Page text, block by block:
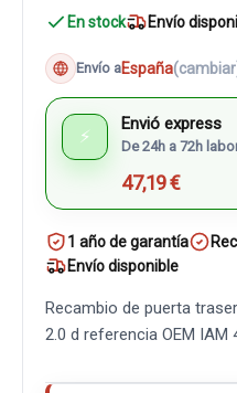
En stock Envío
Envío aEspaña
⚡
Envió express
De 24h a 72h
47,19 €
1 año de garantía
Envío disponible
Recambio de puerta
2.0 d referencia OEM IAM